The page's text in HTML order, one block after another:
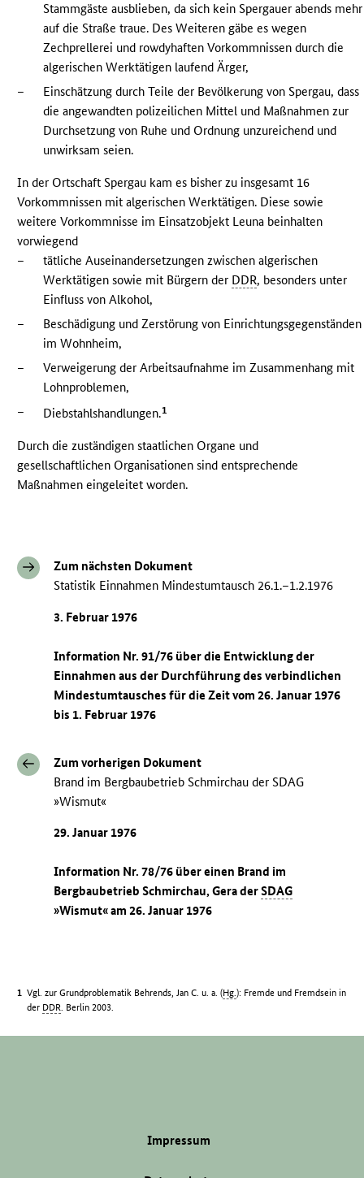
Stammgäste ausblieben, da sich kein Spergauer abends mehr
auf die Straße traue. Des Weiteren gäbe es wegen
Zechprellerei und rowdyhaften Vorkommnissen durch die
algerischen Werktätigen laufend Ärger,
–
Einschätzung durch Teile der Bevölkerung von Spergau, dass
die angewandten polizeilichen Mittel und Maßnahmen zur
Durchsetzung von Ruhe und Ordnung unzureichend und
unwirksam seien.
In der Ortschaft Spergau kam es bisher zu insgesamt 16
Vorkommnissen mit algerischen Werktätigen. Diese sowie
weitere Vorkommnisse im Einsatzobjekt Leuna beinhalten
vorwiegend
–
tätliche Auseinandersetzungen zwischen algerischen
Werktätigen sowie mit Bürgern der DDR, besonders unter
Einfluss von Alkohol,
–
Beschädigung und Zerstörung von Einrichtungsgegenständen
im Wohnheim,
–
Verweigerung der Arbeitsaufnahme im Zusammenhang mit
Lohnproblemen,
–
Diebstahlshandlungen.1
Durch die zuständigen staatlichen Organe und
gesellschaftlichen Organisationen sind entsprechende
Maßnahmen eingeleitet worden.
Zum nächsten Dokument
Statistik Einnahmen Mindestumtausch 26.1.–1.2.1976
3. Februar 1976
Information Nr. 91/76 über die Entwicklung der
Einnahmen aus der Durchführung des verbindlichen
Mindestumtausches für die Zeit vom 26. Januar 1976
bis 1. Februar 1976
Zum vorherigen Dokument
Brand im Bergbaubetrieb Schmirchau der SDAG
»Wismut«
29. Januar 1976
Information Nr. 78/76 über einen Brand im
Bergbaubetrieb Schmirchau, Gera derSDAG
»Wismut« am 26. Januar 1976
Vgl. zur Grundproblematik Behrends, Jan C. u. a. (Hg.): Fremde und Fremdsein in
der DDR . Berlin 2003.
Impressum